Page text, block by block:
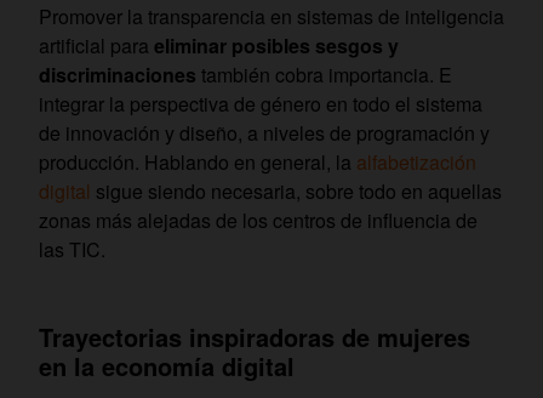
Promover la transparencia en sistemas de inteligencia
artificial para eliminar posibles sesgos y
discriminaciones también cobra importancia. E
integrar la perspectiva de género en todo el sistema
de innovación y diseño, a niveles de programación y
producción. Hablando en general, la alfabetización
digital sigue siendo necesaria, sobre todo en aquellas
zonas más alejadas de los centros de influencia de
las TIC.
Trayectorias inspiradoras de mujeres
en la economía digital